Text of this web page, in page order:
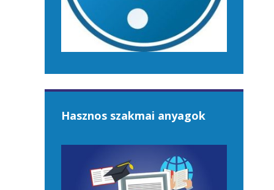
Hasznos szakmai anyagok